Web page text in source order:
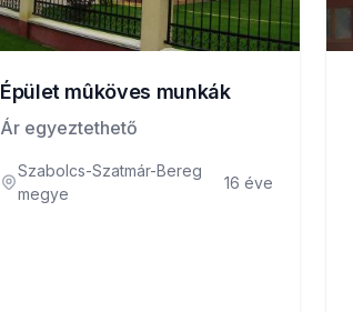
Épület mûköves munkák
Ár egyeztethető
Szabolcs-Szatmár-Bereg
megye
16 éve